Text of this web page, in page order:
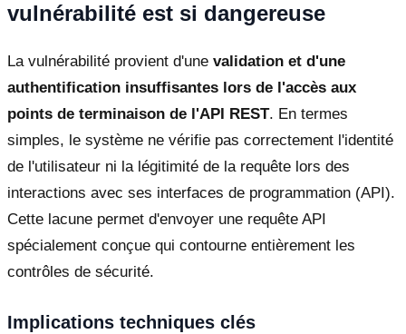
vulnérabilité est si dangereuse
La vulnérabilité provient d'une validation et d'une
authentification insuffisantes lors de l'accès aux
points de terminaison de l'API REST. En termes
simples, le système ne vérifie pas correctement l'identité
de l'utilisateur ni la légitimité de la requête lors des
interactions avec ses interfaces de programmation (API).
Cette lacune permet d'envoyer une requête API
spécialement conçue qui contourne entièrement les
contrôles de sécurité.
Implications techniques clés